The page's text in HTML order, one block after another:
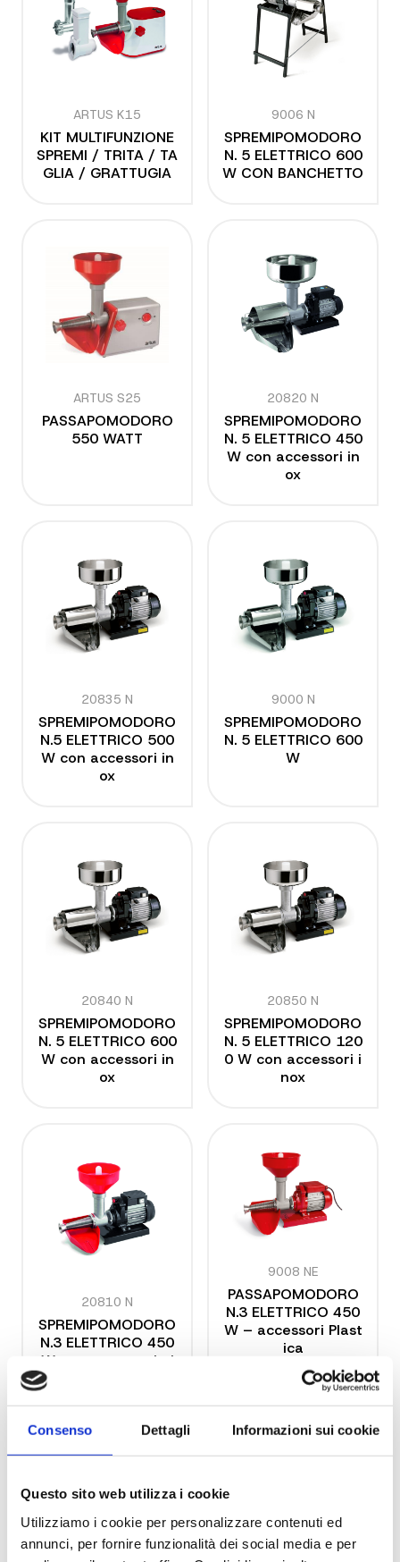
Consenso Dettagli Informazioni sui cookie
Questo sito web utilizza i cookie
Utilizziamo i cookie per personalizzare contenuti ed
annunci, per fornire funzionalità dei social media e per
ARTUS K15
KIT MULTIFUNZIONE
SPREMI / TRITA / TA
GLIA / GRATTUGIA
9006 N
SPREMIPOMODORO
N. 5 ELETTRICO 600
W CON BANCHETTO
ARTUS S25
PASSAPOMODORO
550 WATT
20820 N
SPREMIPOMODORO
N. 5 ELETTRICO 450
W con accessori in
ox
20835 N
SPREMIPOMODORO
N.5 ELETTRICO 500
W con accessori in
ox
9000 N
SPREMIPOMODORO
N. 5 ELETTRICO 600
W
20840 N
SPREMIPOMODORO
N. 5 ELETTRICO 600
W con accessori in
ox
20850 N
SPREMIPOMODORO
N. 5 ELETTRICO 120
0 W con accessori i
nox
20810 N
SPREMIPOMODORO
N.3 ELETTRICO 450
W con accessori pl
9008 NE
PASSAPOMODORO
N.3 ELETTRICO 450
W – accessori Plast
ica